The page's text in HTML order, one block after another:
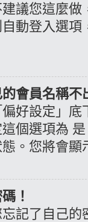
議您這麼
動登入選
會員名稱
好設定」
個選項為 是
。您將會顯
！
記了自己